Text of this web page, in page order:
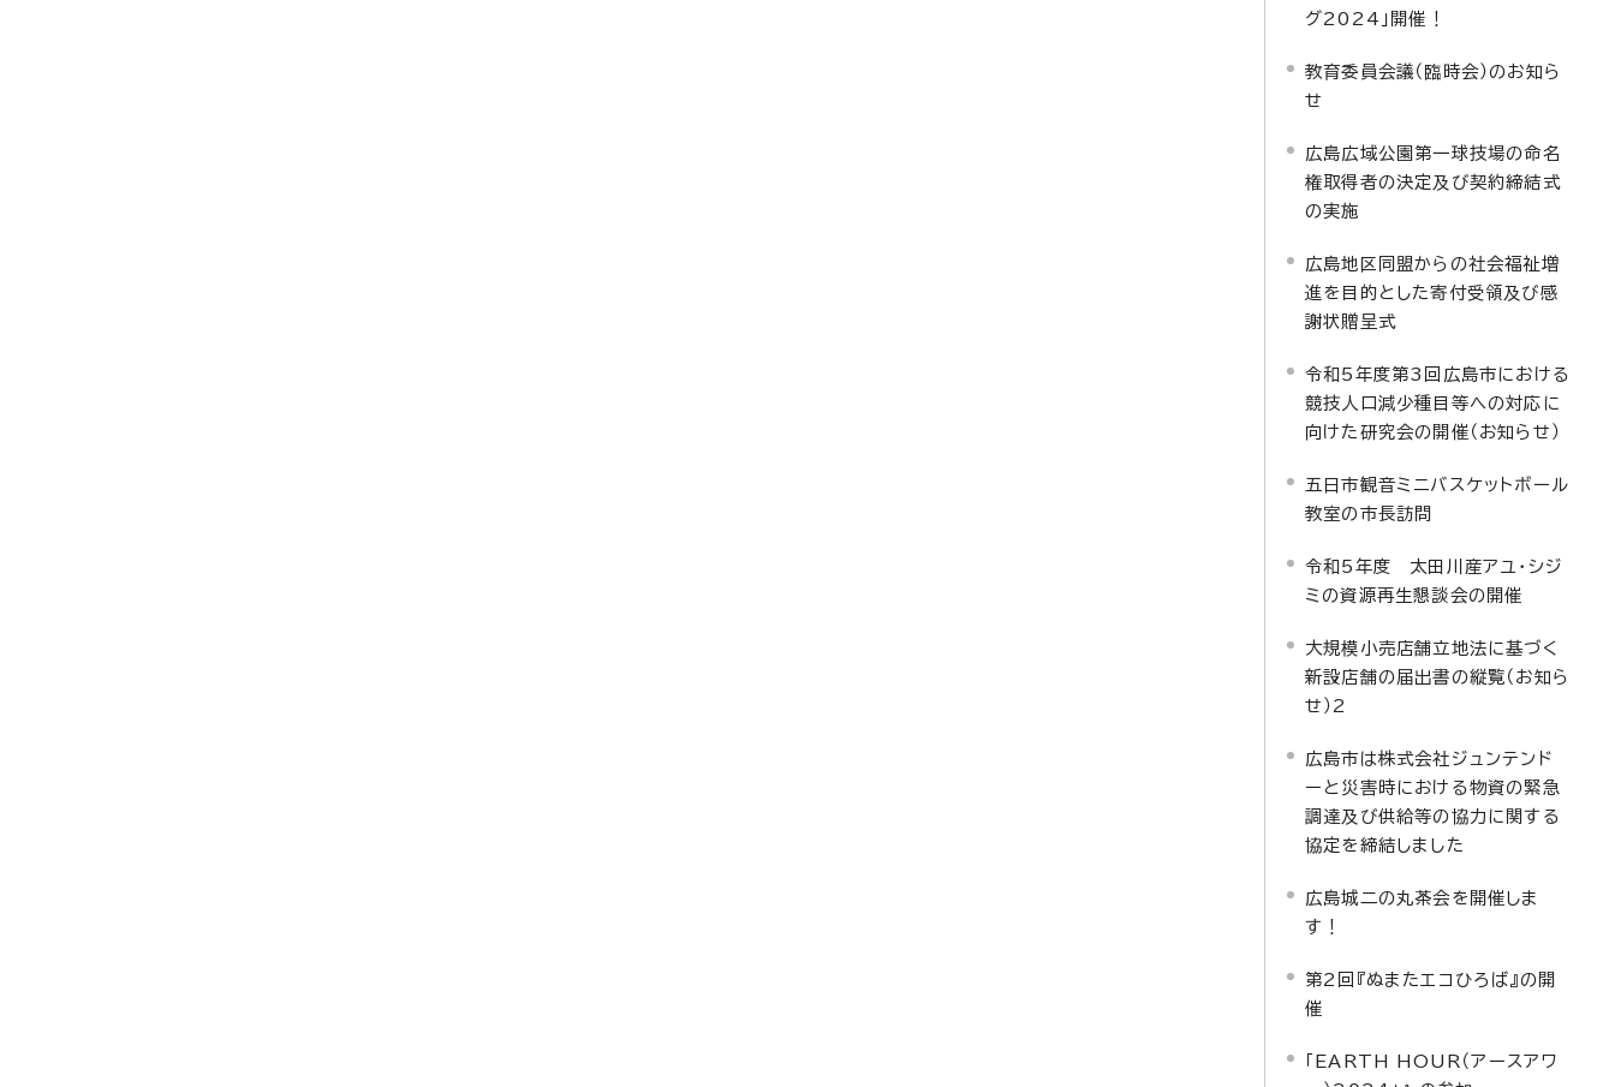
グ2024」開催！
教育委員会議（臨時会）のお知ら
せ
広島広域公園第一球技場の命名
権取得者の決定及び契約締結式
の実施
広島地区同盟からの社会福祉増
進を目的とした寄付受領及び感
謝状贈呈式
令和5年度第3回広島市における
競技人口減少種目等への対応に
向けた研究会の開催（お知らせ）
五日市観音ミニバスケットボール
教室の市長訪問
令和5年度 太田川産アユ・シジ
ミの資源再生懇談会の開催
大規模小売店舗立地法に基づく
新設店舗の届出書の縦覧（お知ら
せ）2
広島市は株式会社ジュンテンド
ーと災害時における物資の緊急
調達及び供給等の協力に関する
協定を締結しました
広島城二の丸茶会を開催しま
す！
第2回『ぬまたエコひろば』の開
催
「EARTH HOUR（アースアワ